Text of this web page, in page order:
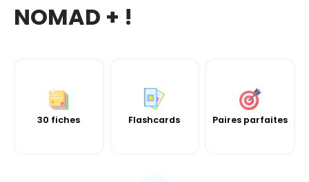
NOMAD + !
30 fiches Flashcards Paires parfaites